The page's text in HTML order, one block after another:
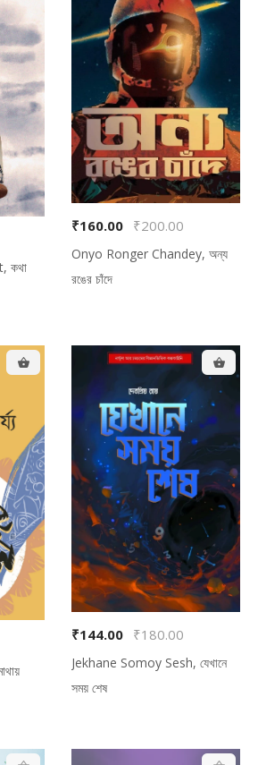
কথা
₹160.00 ₹200.00
Onyo Ronger Chandey, অন্য
রঙের চাঁদে
₹144.00 ₹180.00
Jekhane Somoy Sesh, যেখানে
সময় শেষ